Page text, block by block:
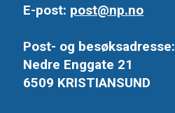
E-post: post@np.no
Post- og besøksadresse:
Nedre Enggate 21
6509 KRISTIANSUND